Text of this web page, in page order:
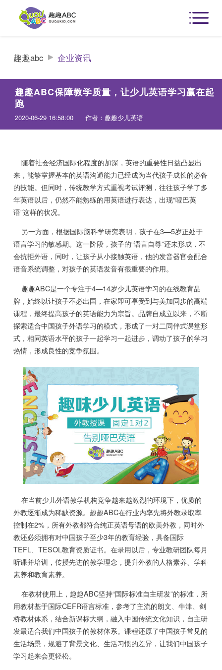
趣趣abc 企业资讯
趣趣ABC保障教学质量，让少儿英语学习赢在起
跑
2020-06-29 16:58:00 作者：趣趣少儿英语
随着社会经济国际化程度的加深，英语的重要性日益凸显出
来，能够掌握基本的英语沟通能力已经成为当代孩子成长的必备
的技能。但同时，传统教学方式重视考试评测，往往孩子学了多
年英语以后，仍然不能熟练的用英语进行表达，出现“哑巴英
语”这样的状况。
另一方面，根据国际脑科学研究表明，孩子在3—5岁正处于
语言学习的敏感期。这一阶段，孩子的“语言自尊”还未形成，不
会抗拒外语，同时，让孩子从小接触英语，他的发音器官会配合
语音系统调整，对孩子的英语发音有很重要的作用。
趣趣ABC是一个专注于4—14岁少儿英语学习的在线教育品
牌，始终以让孩子不必出国，在家即可享受到与美加同步的高端
课程，最终提高孩子的英语能力为宗旨。品牌自成立以来，不断
探索适合中国孩子外语学习的模式，形成了一对二同伴式课堂形
式，相同英语水平的孩子一起学习一起进步，调动了孩子的学习
热情，形成良性的竞争氛围。
在当前少儿外语教学机构竞争越来越激烈的环境下，优质的
外教逐渐成为稀缺资源。趣趣ABC在行业内率先将外教录取率
控制在2%，所有外教都符合纯正英语母语的欧美外教，同时外
教还必须拥有对中国孩子至少3年的教育经验，具备国际
TEFL、TESOL教育资质证书。在录用以后，专业教研团队每月
听课并培训，传授先进的教学理念，提升外教的人格素养、学科
素养和教育素养。
在教材使用上，趣趣ABC坚持“国际标准自主研发”的标准，所
用教材基于国际CEFR语言标准，参考了主流的朗文、牛津、剑
桥教材体系，结合新课标大纲，融入中国传统文化知识，自主研
发最适合我们中国孩子的教材体系。课程还原了中国孩子常见的
生活场景，规避了背景文化、生活习惯的差异，让我们中国孩子
学习起来会更轻松。